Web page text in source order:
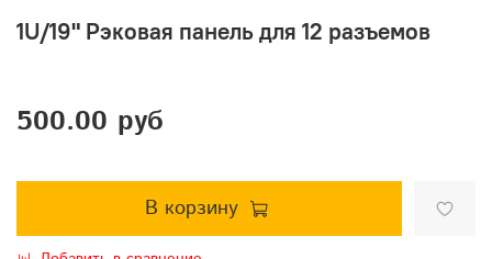
1U/19" Рэковая панель для 12 разъемов
500.00 руб
В корзину